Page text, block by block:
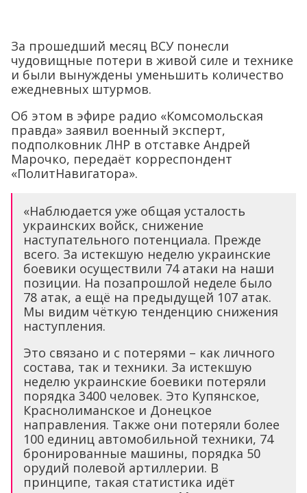
За прошедший месяц ВСУ понесли
чудовищные потери в живой силе и технике
и были вынуждены уменьшить количество
ежедневных штурмов.
Об этом в эфире радио «Комсомольская
правда» заявил военный эксперт,
подполковник ЛНР в отставке Андрей
Марочко, передаёт корреспондент
«ПолитНавигатора».
«Наблюдается уже общая усталость
украинских войск, снижение
наступательного потенциала. Прежде
всего. За истекшую неделю украинские
боевики осуществили 74 атаки на наши
позиции. На позапрошлой неделе было
78 атак, а ещё на предыдущей 107 атак.
Мы видим чёткую тенденцию снижения
наступления.
Это связано и с потерями – как личного
состава, так и техники. За истекшую
неделю украинские боевики потеряли
порядка 3400 человек. Это Купянское,
Краснолиманское и Донецкое
направления. Также они потеряли более
100 единиц автомобильной техники, 74
бронированные машины, порядка 50
орудий полевой артиллерии. В
принципе, такая статистика идёт